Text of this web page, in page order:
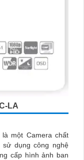
LA
là một Camera chất
dụng công nghệ